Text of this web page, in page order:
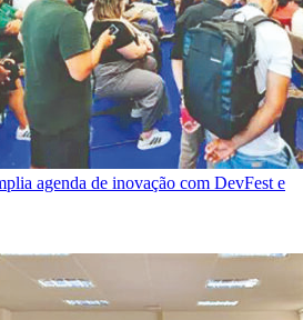
agenda de inovação com DevFest e